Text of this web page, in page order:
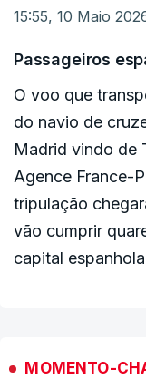
controlar os
porque a doença
O presidente da
profissionais de
esconde que
holandeses e
Quando
obrigatória de
15:55, 10 Maio
Passageiros
O voo que
do navio de
Madrid vindo de
Agence France-
tripulação
vão cumprir
capital
MOMENTO-